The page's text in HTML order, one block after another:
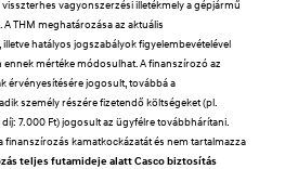
vagyonszerzési illetékmely a gépjármű
THM meghatározása az aktuális
hatályos jogszabályok figyelembevételével
ennek mértéke módosulhat. A finanszírozó az
érvényesítésére jogosult, továbbá a
személy részére fizetendő költségeket (pl.
7.000 Ft) jogosult az ügyfélre továbbhárítani.
finanszírozás kamatkockázatát és nem tartalmazza
teljes futamideje alatt Casco biztosítás